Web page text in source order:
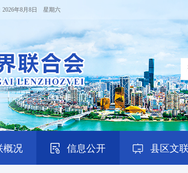
2026年8月8日 星期六
概况 信息公开 县区文联